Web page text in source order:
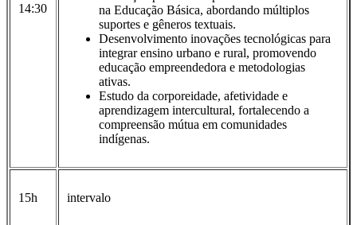
14:30
na Educação Básica, abordando múltiplos
suportes e gêneros textuais.
Desenvolvimento inovações tecnológicas para
integrar ensino urbano e rural, promovendo
educação empreendedora e metodologias
ativas.
Estudo da corporeidade, afetividade e
aprendizagem intercultural, fortalecendo a
compreensão mútua em comunidades
indígenas.
15h intervalo